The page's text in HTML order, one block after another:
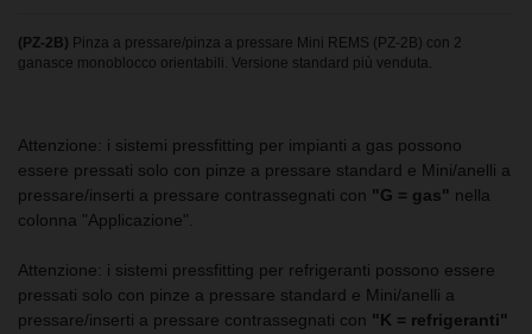
(PZ-2B) Pinza a pressare/pinza a pressare Mini REMS (PZ-2B) con 2
ganasce monoblocco orientabili. Versione standard più venduta.
Attenzione: i sistemi pressfitting per impianti a gas possono
essere pressati solo con pinze a pressare standard e Mini/anelli a
pressare/inserti a pressare contrassegnati con "G = gas" nella
colonna "Applicazione".
Attenzione: i sistemi pressfitting per refrigeranti possono essere
pressati solo con pinze a pressare standard e Mini/anelli a
pressare/inserti a pressare contrassegnati con "K = refrigeranti"